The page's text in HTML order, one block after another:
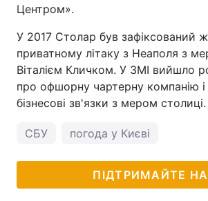
Центром».
У 2017 Столар був зафіксований
приватному літаку з Неаполя з
Віталієм Кличком. У ЗМІ вийшло
про офшорну чартерну компанію і
бізнесові зв'язки з мером столиці.
СБУ погода у Києві
ПІДТРИМАЙТЕ